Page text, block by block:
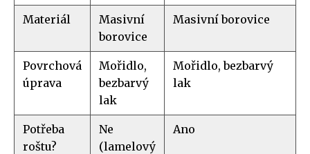
Materiál
Masivní
borovice
Masivní borovice
Povrchová
úprava
Mořidlo,
bezbarvý
lak
Mořidlo, bezbarvý
lak
Potřeba
roštu?
Ne
(lamelový
Ano